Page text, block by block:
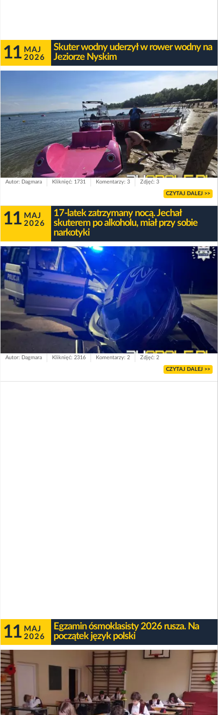
11 MAJ
2026
Skuter wodny uderzył w rower wodny na
Jeziorze Nyskim
Autor: Dagmara Kliknięć: 1731 Komentarzy: 3 Zdjęć: 3
CZYTAJ DALEJ >>
11 MAJ
2026
17-latek zatrzymany nocą. Jechał
skuterem po alkoholu, miał przy sobie
narkotyki
Autor: Dagmara Kliknięć: 2316 Komentarzy: 2 Zdjęć: 2
CZYTAJ DALEJ >>
11 MAJ
2026
Egzamin ósmoklasisty 2026 rusza. Na
początek język polski